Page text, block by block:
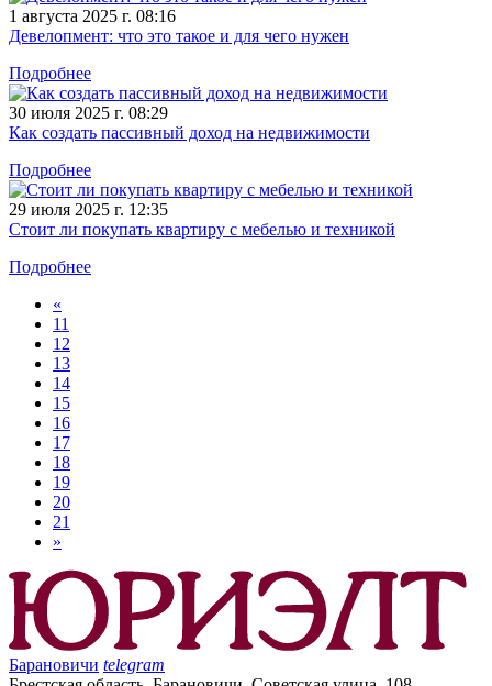
1 августа 2025 г. 08:16
Девелопмент: что это такое и для чего нужен
Подробнее
30 июля 2025 г. 08:29
Как создать пассивный доход на недвижимости
Подробнее
29 июля 2025 г. 12:35
Стоит ли покупать квартиру с мебелью и техникой
Подробнее
«
11
12
13
14
15
16
17
18
19
20
21
»
Барановичи telegram